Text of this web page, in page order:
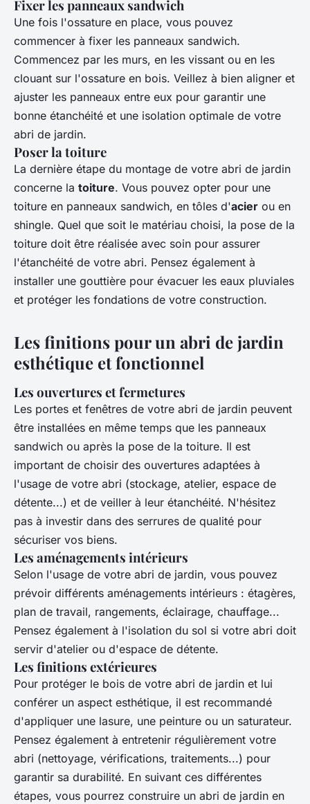
Fixer les panneaux sandwich
Une fois l'ossature en place, vous pouvez
commencer à fixer les panneaux sandwich.
Commencez par les murs, en les vissant ou en les
clouant sur l'ossature en bois. Veillez à bien aligner et
ajuster les panneaux entre eux pour garantir une
bonne étanchéité et une isolation optimale de votre
abri de jardin.
Poser la toiture
La dernière étape du montage de votre abri de jardin
concerne la toiture. Vous pouvez opter pour une
toiture en panneaux sandwich, en tôles d'acier ou en
shingle. Quel que soit le matériau choisi, la pose de la
toiture doit être réalisée avec soin pour assurer
l'étanchéité de votre abri. Pensez également à
installer une gouttière pour évacuer les eaux pluviales
et protéger les fondations de votre construction.
Les finitions pour un abri de jardin
esthétique et fonctionnel
Les ouvertures et fermetures
Les portes et fenêtres de votre abri de jardin peuvent
être installées en même temps que les panneaux
sandwich ou après la pose de la toiture. Il est
important de choisir des ouvertures adaptées à
l'usage de votre abri (stockage, atelier, espace de
détente...) et de veiller à leur étanchéité. N'hésitez
pas à investir dans des serrures de qualité pour
sécuriser vos biens.
Les aménagements intérieurs
Selon l'usage de votre abri de jardin, vous pouvez
prévoir différents aménagements intérieurs : étagères,
plan de travail, rangements, éclairage, chauffage...
Pensez également à l'isolation du sol si votre abri doit
servir d'atelier ou d'espace de détente.
Les finitions extérieures
Pour protéger le bois de votre abri de jardin et lui
conférer un aspect esthétique, il est recommandé
d'appliquer une lasure, une peinture ou un saturateur.
Pensez également à entretenir régulièrement votre
abri (nettoyage, vérifications, traitements...) pour
garantir sa durabilité. En suivant ces différentes
étapes, vous pourrez construire un abri de jardin en